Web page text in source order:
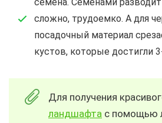
сложно, трудоемко. А для
посадочный материал
кустов, которые достигли
Для получения
ландшафта с помощью